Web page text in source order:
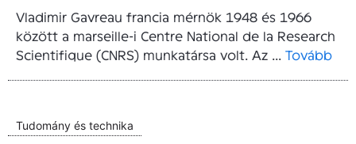
Vladimir Gavreau francia mérnök 1948 és 1966
között a marseille-i Centre National de la Research
Scientifique (CNRS) munkatársa volt. Az ... Tovább
Tudomány és technika